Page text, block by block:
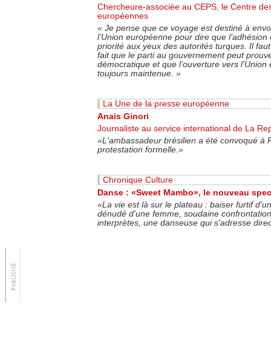
Chercheure-associée au CEPS, le Centre
européennes
« Je pense que ce voyage est destiné à
l’Union européenne pour dire que
priorité aux yeux des autorités turques. Il
fait que le parti au gouvernement peut
démocratique et que l’ouverture vers
toujours maintenue. »
La Une de la presse européenne
Anais Ginori
Journaliste au service international de La
«L'ambassadeur brésilien a été convoqué à
protestation formelle.»
Chronique Culture
Danse : «Sweet Mambo», le nouveau
«La vie est là sur le plateau : baiser furtif
dénudé d'une femme, soudaine
interprètes, une danseuse qui s'adresse